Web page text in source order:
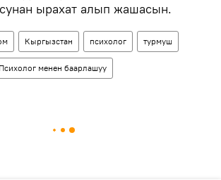
ырахат алып жашасын.
Кыргызстан психолог турмуш
Психолог менен баарлашуу